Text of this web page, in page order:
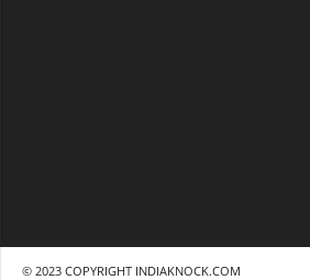
© 2023 COPYRIGHT INDIAKNOCK.COM